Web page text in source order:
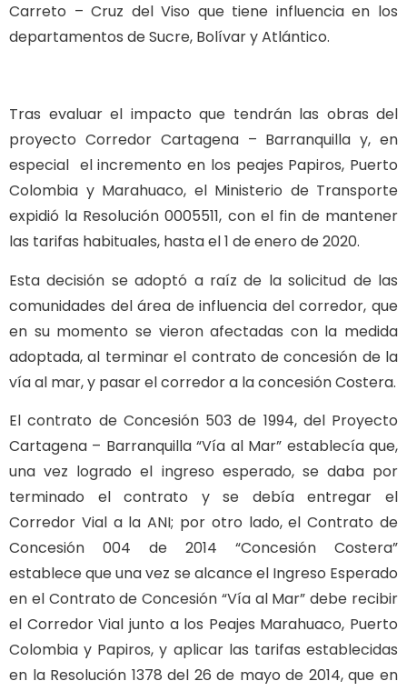
Carreto – Cruz del Viso que tiene influencia en los
departamentos de Sucre, Bolívar y Atlántico.
Tras evaluar el impacto que tendrán las obras del
proyecto Corredor Cartagena – Barranquilla y, en
especial el incremento en los peajes Papiros, Puerto
Colombia y Marahuaco, el Ministerio de Transporte
expidió la Resolución 0005511, con el fin de mantener
las tarifas habituales, hasta el 1 de enero de 2020.
Esta decisión se adoptó a raíz de la solicitud de las
comunidades del área de influencia del corredor, que
en su momento se vieron afectadas con la medida
adoptada, al terminar el contrato de concesión de la
vía al mar, y pasar el corredor a la concesión Costera.
El contrato de Concesión 503 de 1994, del Proyecto
Cartagena – Barranquilla “Vía al Mar” establecía que,
una vez logrado el ingreso esperado, se daba por
terminado el contrato y se debía entregar el
Corredor Vial a la ANI; por otro lado, el Contrato de
Concesión 004 de 2014 “Concesión Costera”
establece que una vez se alcance el Ingreso Esperado
en el Contrato de Concesión “Vía al Mar” debe recibir
el Corredor Vial junto a los Peajes Marahuaco, Puerto
Colombia y Papiros, y aplicar las tarifas establecidas
en la Resolución 1378 del 26 de mayo de 2014, que en